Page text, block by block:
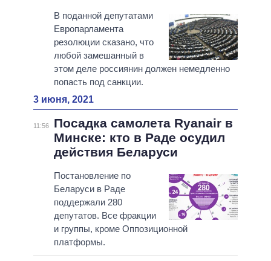
В поданной депутатами
Европарламента
резолюции сказано, что
любой замешанный в
этом деле россиянин должен немедленно
попасть под санкции.
3 июня, 2021
11:56
Посадка самолета Ryanair в
Минске: кто в Раде осудил
действия Беларуси
Постановление по
Беларуси в Раде
поддержали 280
депутатов. Все фракции
и группы, кроме Оппозиционной
платформы.